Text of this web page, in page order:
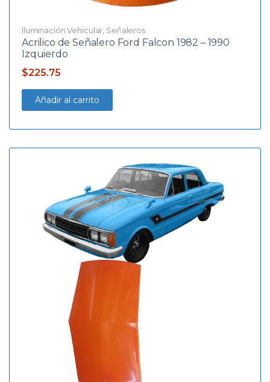
Iluminación Vehicular Señaleros
Acrilico de Señalero Ford Falcon 1982 – 1990
Izquierdo
$225.75
Añadir al carrito